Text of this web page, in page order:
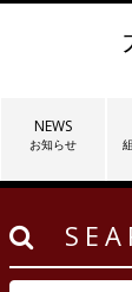
NEWS
お知らせ